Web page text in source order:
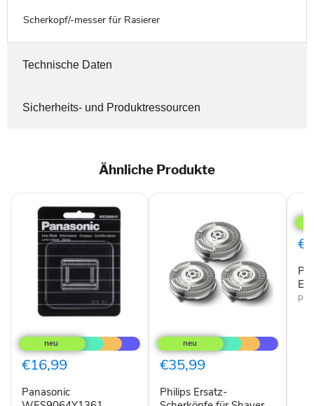
Scherkopf/-messer für Rasierer
Technische Daten
Sicherheits- und Produktressourcen
Ähnliche Produkte
WES9064Y1361
Schermesser
€16,99
Panasonic
Ersatz-
Scherköpfe
für
Shaver
5000
€35,99
Philips Ersatz-